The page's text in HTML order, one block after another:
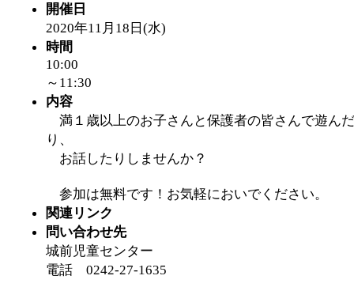
開催日
2020年11月18日(水)
時間
10:00
～11:30
内容
満１歳以上のお子さんと保護者の皆さんで遊んだ
り、
お話したりしませんか？
参加は無料です！お気軽においでください。
関連リンク
問い合わせ先
城前児童センター
電話 0242-27-1635